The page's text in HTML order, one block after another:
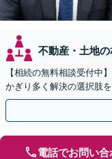
不動産・土地
【相続の無料相談受付中
かぎり多く解決の選択肢
電話でお問い合